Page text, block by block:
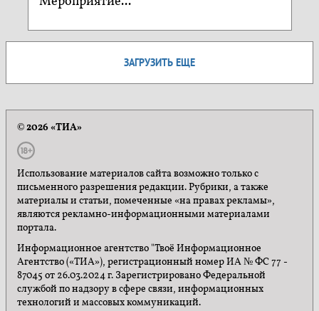
ЗАГРУЗИТЬ ЕЩЕ
© 2026 «ТИА»
Использование материалов сайта возможно только с
письменного разрешения редакции. Рубрики, а также
материалы и статьи, помеченные «на правах рекламы»,
являются рекламно-информационными материалами
портала.
Информационное агентство "Твоё Информационное
Агентство («ТИА»), регистрационный номер ИА № ФС 77 -
87045 от 26.03.2024 г. Зарегистрировано Федеральной
службой по надзору в сфере связи, информационных
технологий и массовых коммуникаций.